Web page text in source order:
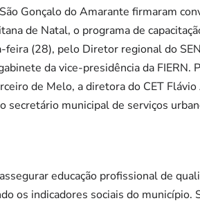
Gonçalo do Amarante firmaram
de Natal, o programa de
feira (28), pelo Diretor regional do
da vice-presidência da FIERN.
de Melo, a diretora do CET
secretário municipal de serviços
educação profissional de
os indicadores sociais do município.